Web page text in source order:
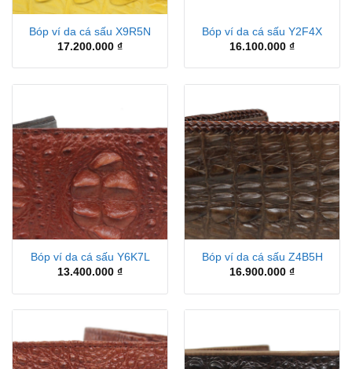
Bóp ví da cá sấu X9R5N
17.200.000 ₫
Bóp ví da cá sấu Y2F4X
16.100.000 ₫
Bóp ví da cá sấu Y6K7L
13.400.000 ₫
Bóp ví da cá sấu Z4B5H
16.900.000 ₫